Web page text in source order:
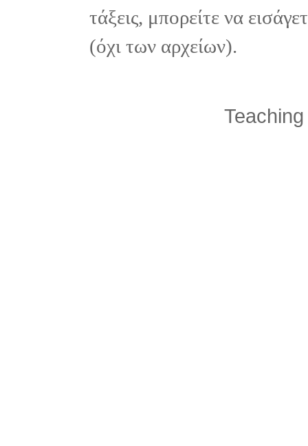
τάξεις, μπορείτε να
(όχι των αρχείων).